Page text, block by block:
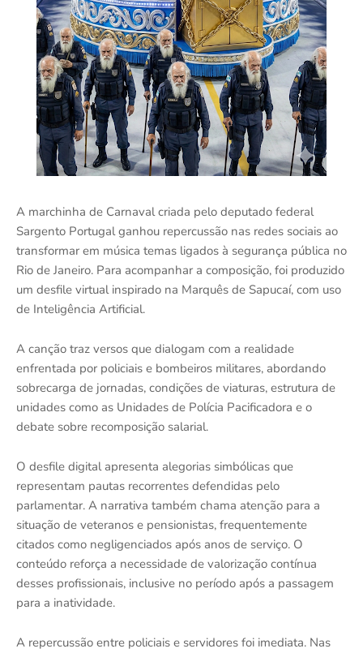
A marchinha de Carnaval criada pelo deputado federal
Sargento Portugal ganhou repercussão nas redes sociais ao
transformar em música temas ligados à segurança pública no
Rio de Janeiro. Para acompanhar a composição, foi produzido
um desfile virtual inspirado na Marquês de Sapucaí, com uso
de Inteligência Artificial.
A canção traz versos que dialogam com a realidade
enfrentada por policiais e bombeiros militares, abordando
sobrecarga de jornadas, condições de viaturas, estrutura de
unidades como as Unidades de Polícia Pacificadora e o
debate sobre recomposição salarial.
O desfile digital apresenta alegorias simbólicas que
representam pautas recorrentes defendidas pelo
parlamentar. A narrativa também chama atenção para a
situação de veteranos e pensionistas, frequentemente
citados como negligenciados após anos de serviço. O
conteúdo reforça a necessidade de valorização contínua
desses profissionais, inclusive no período após a passagem
para a inatividade.
A repercussão entre policiais e servidores foi imediata. Nas